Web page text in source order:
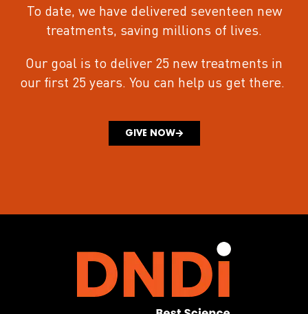
To date, we have delivered seventeen new
treatments, saving millions of lives.
Our goal is to deliver 25 new treatments in
our first 25 years. You can help us get there.
GIVE NOW